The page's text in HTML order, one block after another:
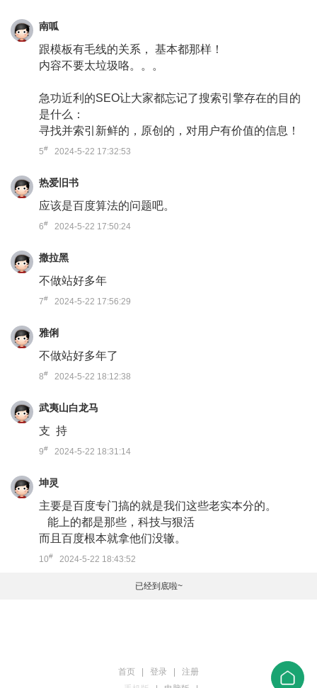
南呱
跟模板有毛线的关系， 基本都那样！
内容不要太垃圾咯。。。
急功近利的SEO让大家都忘记了搜索引擎存在的目的
是什么：
寻找并索引新鲜的，原创的，对用户有价值的信息！
5# 2024-5-22 17:32:53
热爱旧书
应该是百度算法的问题吧。
6# 2024-5-22 17:50:24
撒拉黑
不做站好多年
7# 2024-5-22 17:56:29
雅俐
不做站好多年了
8# 2024-5-22 18:12:38
武夷山白龙马
支 持
9# 2024-5-22 18:31:14
坤灵
主要是百度专门搞的就是我们这些老实本分的。
能上的都是那些，科技与狠活
而且百度根本就拿他们没辙。
10# 2024-5-22 18:43:52
已经到底啦~
首页 登录
注册